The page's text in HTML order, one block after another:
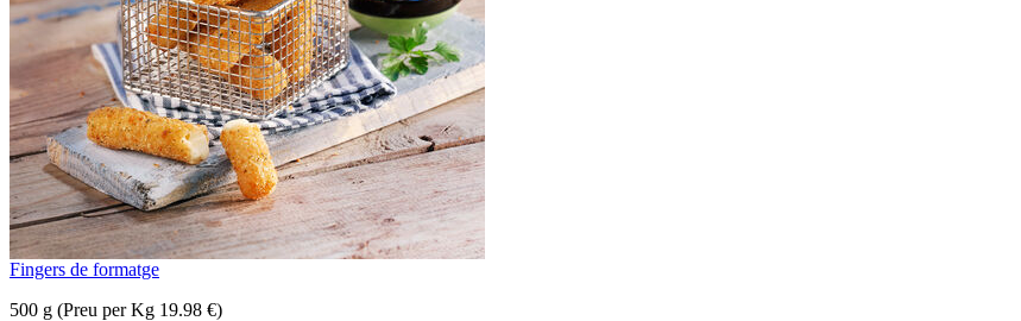
Fingers de formatge
500 g (Preu per Kg 19.98 €)